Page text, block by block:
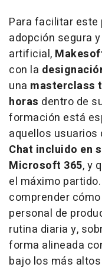
Para facilitar este
adopción segura
artificial,
con la
una masterclass
horas dentro de
formación está
aquellos usuarios
Chat incluido en
Microsoft 365, y
el máximo
comprender
personal de
rutina diaria y,
forma alineada
bajo los más